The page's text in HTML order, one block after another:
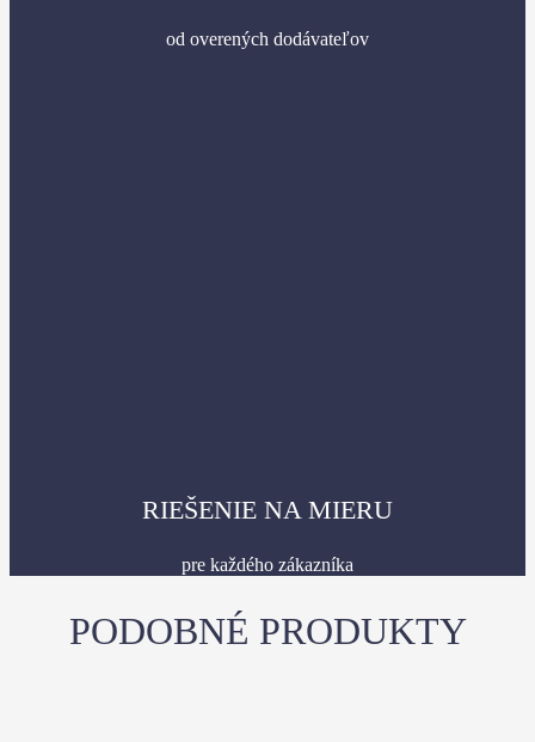
od overených dodávateľov
RIEŠENIE NA MIERU
pre každého zákazníka
PODOBNÉ PRODUKTY